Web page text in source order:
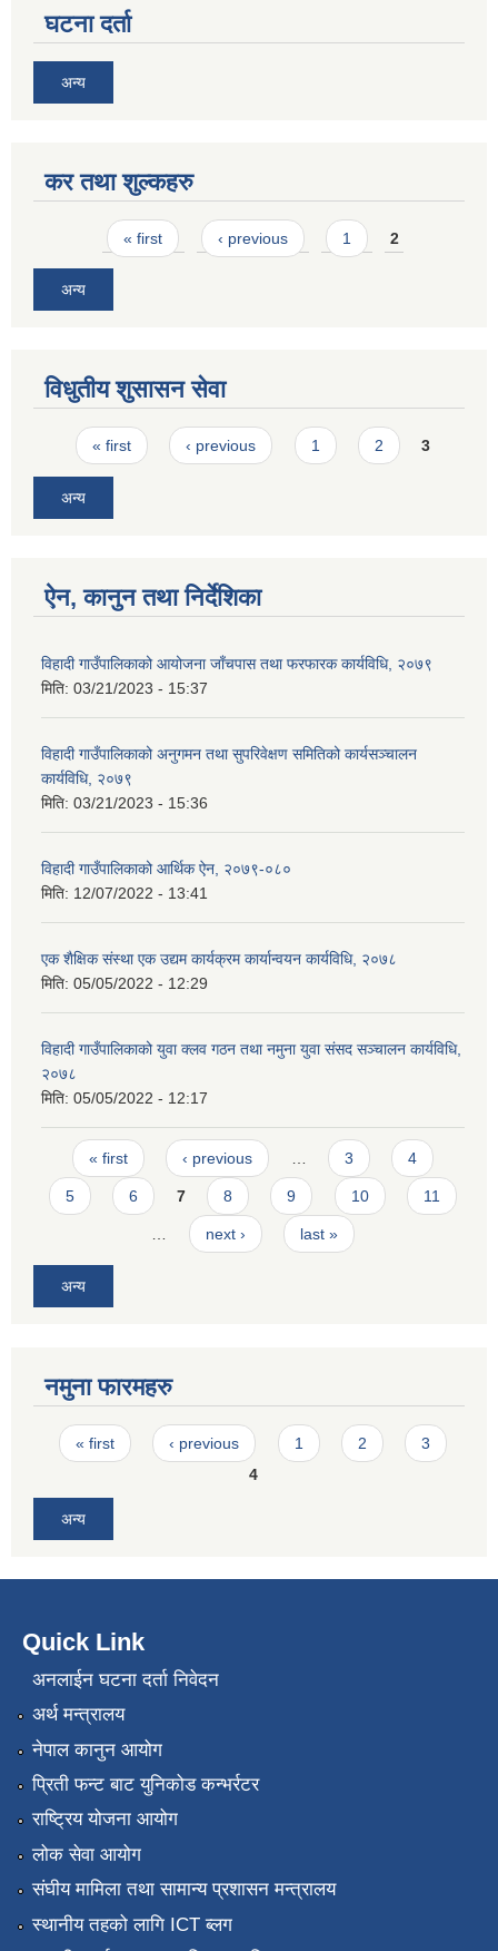
घटना दर्ता
अन्य
कर तथा शुल्कहरु
Pages« first ‹ previous 1 2
अन्य
विधुतीय शुसासन सेवा
Pages
« first ‹ previous 1 2 3
अन्य
ऐन, कानुन तथा निर्देशिका
विहादी गाउँपालिकाको आयोजना जाँचपास तथा फरफारक कार्यविधि, २०७९
मिति: 03/21/2023 - 15:37
विहादी गाउँपालिकाको अनुगमन तथा सुपरिवेक्षण समितिको कार्यसञ्चालन
कार्यविधि, २०७९
मिति: 03/21/2023 - 15:36
विहादी गाउँपालिकाको आर्थिक ऐन, २०७९-०८०
मिति: 12/07/2022 - 13:41
एक शैक्षिक संस्था एक उद्यम कार्यक्रम कार्यान्वयन कार्यविधि, २०७८
मिति: 05/05/2022 - 12:29
विहादी गाउँपालिकाको युवा क्लव गठन तथा नमुना युवा संसद सञ्चालन कार्यविधि,
२०७८
मिति: 05/05/2022 - 12:17
Pages
« first ‹ previous … 3 4
5 6 7 8 9 10 11
… next › last »
अन्य
नमुना फारमहरु
Pages
« first ‹ previous 1 2
3
4
अन्य
Quick Link
अनलाईन घटना दर्ता निवेदन
अर्थ मन्त्रालय
नेपाल कानुन आयोग
प्रिती फन्ट बाट युनिकोड कन्भर्रटर
राष्ट्रिय योजना आयोग
लोक सेवा आयोग
संघीय मामिला तथा सामान्य प्रशासन मन्त्रालय
स्थानीय तहको लागि ICT ब्लग